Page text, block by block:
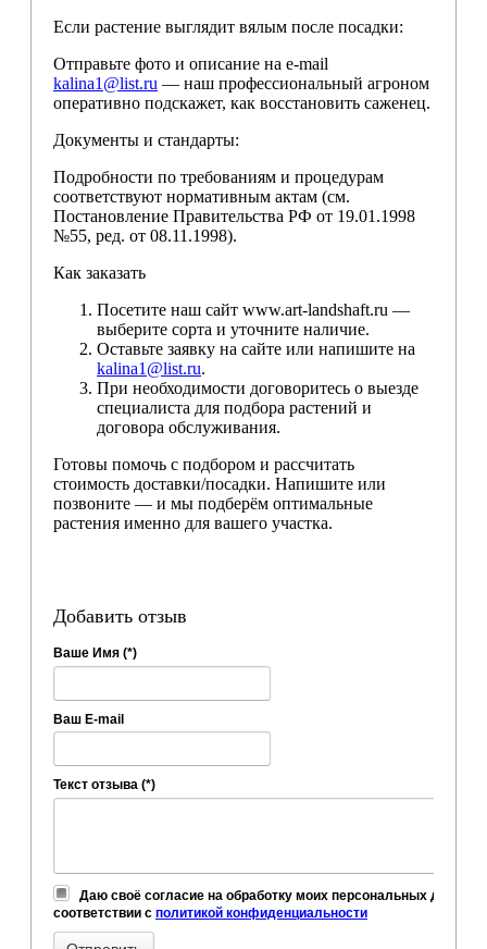
Если растение выглядит вялым после посадки:
Отправьте фото и описание на e-mail
kalina1@list.ru — наш профессиональный агроном
оперативно подскажет, как восстановить саженец.
Документы и стандарты:
Подробности по требованиям и процедурам
соответствуют нормативным актам (см.
Постановление Правительства РФ от 19.01.1998
№55, ред. от 08.11.1998).
Как заказать
Посетите наш сайт www.art-landshaft.ru —
выберите сорта и уточните наличие.
Оставьте заявку на сайте или напишите на
kalina1@list.ru.
При необходимости договоритесь о выезде
специалиста для подбора растений и
договора обслуживания.
Готовы помочь с подбором и рассчитать
стоимость доставки/посадки. Напишите или
позвоните — и мы подберём оптимальные
растения именно для вашего участка.
Добавить отзыв
Ваше Имя (*)
Ваш E-mail
Текст отзыва (*)
Даю своё согласие на обработку моих персональных данных,
соответствии с политикой конфиденциальности